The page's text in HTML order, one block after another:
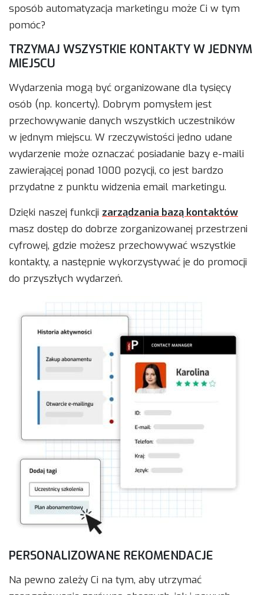
sposób automatyzacja marketingu może Ci w tym
pomóc?
TRZYMAJ WSZYSTKIE KONTAKTY W JEDNYM
MIEJSCU
Wydarzenia mogą być organizowane dla tysięcy
osób (np. koncerty). Dobrym pomysłem jest
przechowywanie danych wszystkich uczestników
w jednym miejscu. W rzeczywistości jedno udane
wydarzenie może oznaczać posiadanie bazy e-maili
zawierającej ponad 1000 pozycji, co jest bardzo
przydatne z punktu widzenia email marketingu.
Dzięki naszej funkcji zarządzania bazą kontaktów
masz dostęp do dobrze zorganizowanej przestrzeni
cyfrowej, gdzie możesz przechowywać wszystkie
kontakty, a następnie wykorzystywać je do promocji
do przyszłych wydarzeń.
PERSONALIZOWANE REKOMENDACJE
Na pewno zależy Ci na tym, aby utrzymać